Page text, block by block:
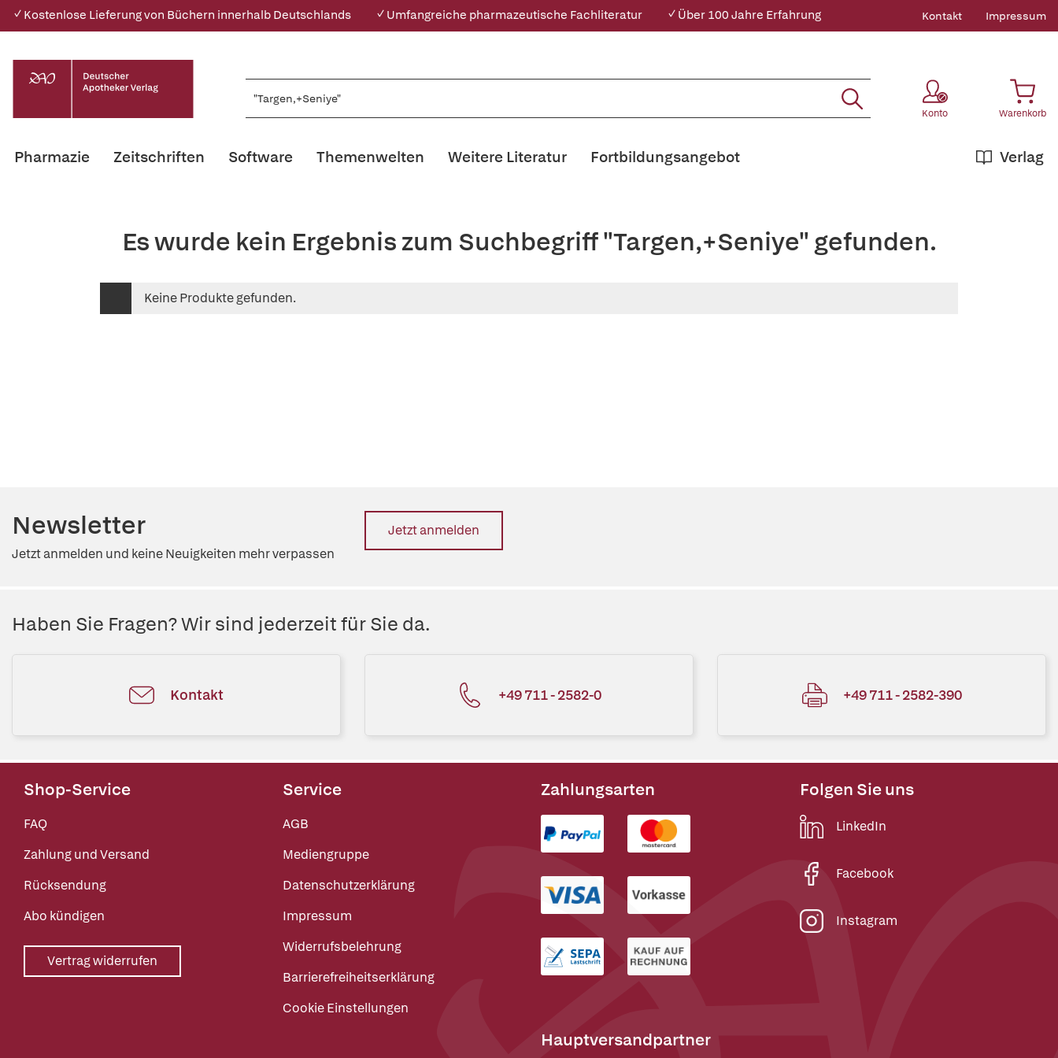
✓ Kostenlose Lieferung von Büchern innerhalb Deutschlands ✓ Umfangreiche pharmazeutische Fachliteratur ✓ Über 100 Jahre Erfahrung Kontakt Impressum
Konto Warenkorb
Pharmazie Zeitschriften Software Themenwelten Weitere Literatur Verlag
Fortbildungsangebot
Es wurde kein Ergebnis zum Suchbegriff "Targen,+Seniye" gefunden.
Keine Produkte gefunden.
Newsletter
Jetzt anmelden und keine Neuigkeiten mehr verpassen
Jetzt anmelden
Haben Sie Fragen? Wir sind jederzeit für Sie da.
Kontakt +49 711 - 2582-0 +49 711 - 2582-390
Shop-Service
FAQ
Zahlung und Versand
Rücksendung
Abo kündigen
Vertrag widerrufen
Service
AGB
Mediengruppe
Datenschutzerklärung
Impressum
Widerrufsbelehrung
Barrierefreiheitserklärung
Cookie Einstellungen
Zahlungsarten
Hauptversandpartner
Folgen Sie uns
LinkedIn
Facebook
Instagram